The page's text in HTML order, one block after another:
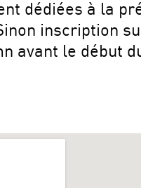
dédiées à la
inscription
avant le début